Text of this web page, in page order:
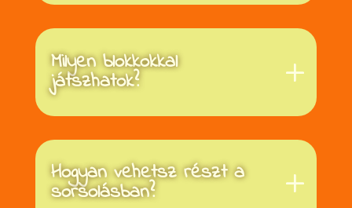
Milyen blokkokkal
játszhatok?
Hogyan vehetsz részt a
sorsolásban?